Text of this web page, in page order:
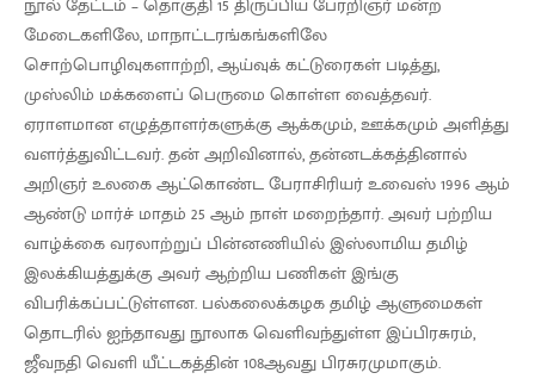
மேடைகளிலே, மாநாட்டரங்கங்களிலே
சொற்பொழிவுகளாற்றி, ஆய்வுக் கட்டுரைகள் படித்து,
முஸ்லிம் மக்களைப் பெருமை கொள்ள வைத்தவர்.
ஏராளமான எழுத்தாளர்களுக்கு ஆக்கமும், ஊக்கமும் அளித்து
வளர்த்துவிட்டவர். தன் அறிவினால், தன்னடக்கத்தினால்
அறிஞர் உலகை ஆட்கொண்ட பேராசிரியர் உவைஸ் 1996 ஆம்
ஆண்டு மார்ச் மாதம் 25 ஆம் நாள் மறைந்தார். அவர் பற்றிய
வாழ்க்கை வரலாற்றுப் பின்னணியில் இஸ்லாமிய தமிழ்
இலக்கியத்துக்கு அவர் ஆற்றிய பணிகள் இங்கு
விபரிக்கப்பட்டுள்ளன. பல்கலைக்கழக தமிழ் ஆளுமைகள்
தொடரில் ஐந்தாவது நூலாக வெளிவந்துள்ள இப்பிரசுரம்,
ஜீவநதி வெளி யீட்டகத்தின் 108ஆவது பிரசுரமுமாகும்.